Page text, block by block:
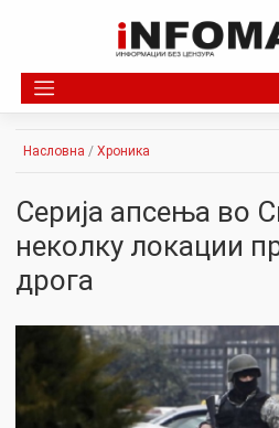
Насловна / Хроника
Серија апсења во
неколку локации
дрога